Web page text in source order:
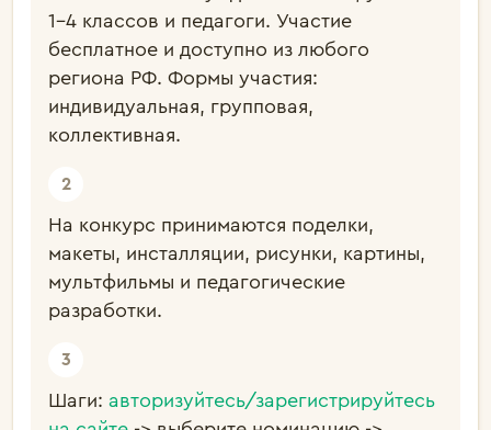
1–4 классов и педагоги. Участие
бесплатное и доступно из любого
региона РФ. Формы участия:
индивидуальная, групповая,
коллективная.
На конкурс принимаются поделки,
макеты, инсталляции, рисунки, картины,
мультфильмы и педагогические
разработки.
Шаги: авторизуйтесь/зарегистрируйтесь